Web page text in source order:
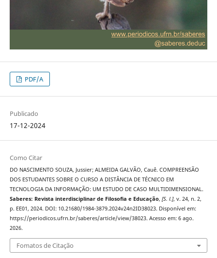
PDF/A
Publicado
17-12-2024
Como Citar
DO NASCIMENTO SOUZA, Jussier; ALMEIDA GALVÃO, Cauê. COMPREENSÃO
DOS ESTUDANTES SOBRE O CURSO A DISTÂNCIA DE TÉCNICO EM
TECNOLOGIA DA INFORMAÇÃO: UM ESTUDO DE CASO MULTIDIMENSIONAL.
Saberes: Revista interdisciplinar de Filosofia e Educação, [S. l.], v. 24, n. 2,
p. EE01, 2024. DOI: 10.21680/1984-3879.2024v24n2ID38023. Disponível em:
https://periodicos.ufrn.br/saberes/article/view/38023. Acesso em: 6 ago.
2026.
Fomatos de Citação